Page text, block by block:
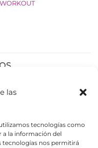
las
tecnologías como
a la información del
tecnologías nos permitirá